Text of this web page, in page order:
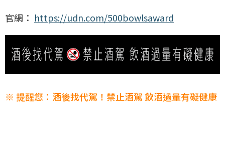
官網： https://udn.com/500bowlsaward
※ 提醒您：酒後找代駕！禁止酒駕 飲酒過量有礙健康